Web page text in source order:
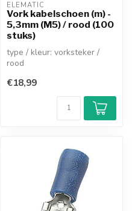
ELEMATIC
Vork kabelschoen (m) -
5,3mm (M5) / rood (100
stuks)
type / kleur: vorksteker /
rood
breedte vork opening...
€18,99